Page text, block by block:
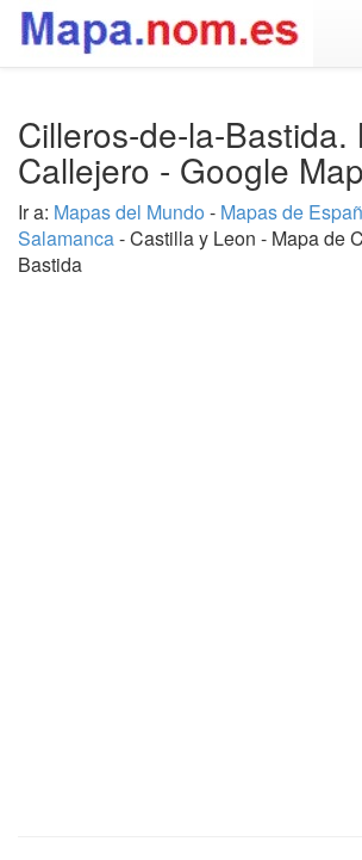
Cilleros-de-la-Bastida.
Callejero - Google
Ir a: Mapas del Mundo - Mapas de
Salamanca- Castilla y Leon - Mapa de
Bastida